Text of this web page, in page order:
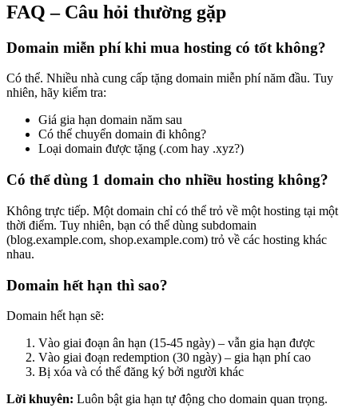
FAQ – Câu hỏi thường gặp
Domain miễn phí khi mua hosting có tốt không?
Có thể. Nhiều nhà cung cấp tặng domain miễn phí năm đầu. Tuy
nhiên, hãy kiểm tra:
Giá gia hạn domain năm sau
Có thể chuyển domain đi không?
Loại domain được tặng (.com hay .xyz?)
Có thể dùng 1 domain cho nhiều hosting không?
Không trực tiếp. Một domain chỉ có thể trỏ về một hosting tại một
thời điểm. Tuy nhiên, bạn có thể dùng subdomain
(blog.example.com, shop.example.com) trỏ về các hosting khác
nhau.
Domain hết hạn thì sao?
Domain hết hạn sẽ:
Vào giai đoạn ân hạn (15-45 ngày) – vẫn gia hạn được
Vào giai đoạn redemption (30 ngày) – gia hạn phí cao
Bị xóa và có thể đăng ký bởi người khác
Lời khuyên: Luôn bật gia hạn tự động cho domain quan trọng.